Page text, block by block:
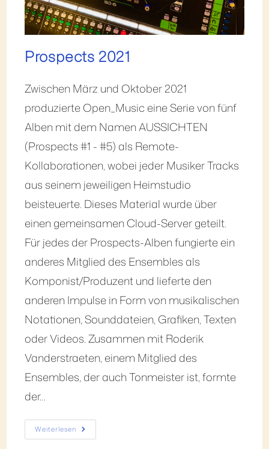
Prospects 2021
Zwischen März und Oktober 2021
produzierte Open_Music eine Serie von fünf
Alben mit dem Namen AUSSICHTEN
(Prospects #1 - #5) als Remote-
Kollaborationen, wobei jeder Musiker Tracks
aus seinem jeweiligen Heimstudio
beisteuerte. Dieses Material wurde über
einen gemeinsamen Cloud-Server geteilt.
Für jedes der Prospects-Alben fungierte ein
anderes Mitglied des Ensembles als
Komponist/Produzent und lieferte den
anderen Impulse in Form von musikalischen
Notationen, Sounddateien, Grafiken, Texten
oder Videos. Zusammen mit Roderik
Vanderstraeten, einem Mitglied des
Ensembles, der auch Tonmeister ist, formte
der…
Weiterlesen